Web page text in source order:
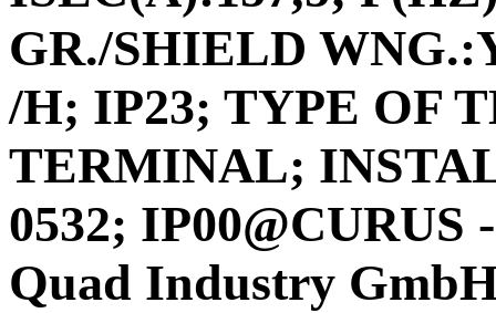
GR./SHIELD
/H; IP23; TYPE OF
TERMINAL;
0532; IP00@CURUS
Quad Industry